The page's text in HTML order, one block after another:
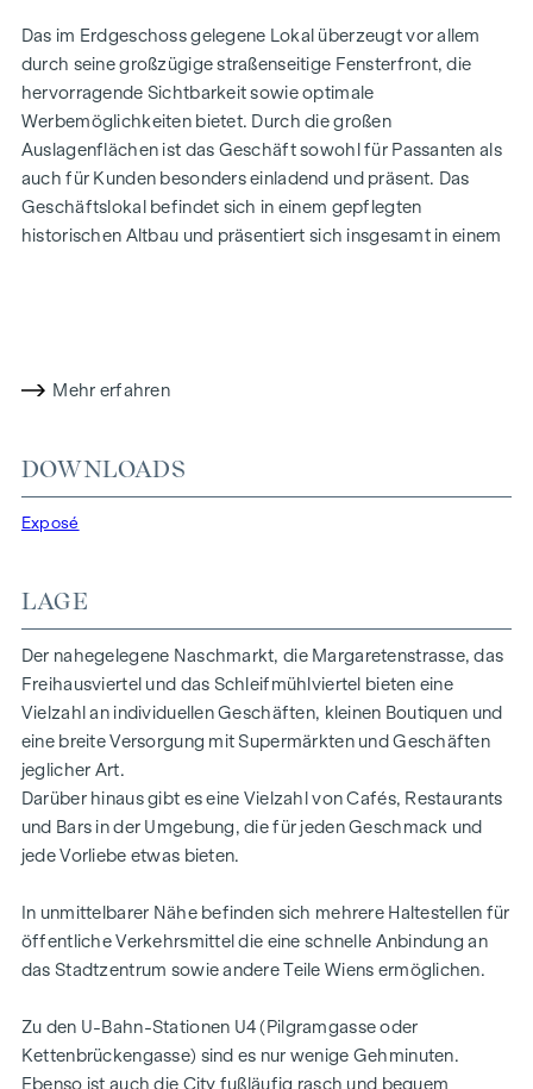
Das im Erdgeschoss gelegene Lokal überzeugt vor allem
durch seine großzügige straßenseitige Fensterfront, die
hervorragende Sichtbarkeit sowie optimale
Werbemöglichkeiten bietet. Durch die großen
Auslagenflächen ist das Geschäft sowohl für Passanten als
auch für Kunden besonders einladend und präsent. Das
Geschäftslokal befindet sich in einem gepflegten
historischen Altbau und präsentiert sich insgesamt in einem
Der offene und helle Hauptraum schafft ein angenehmes
Fläche durch zwei weitere Räume, wodurch sich vielfältige
Behandlung, Studio, Atelier oder Dienstleistungskonzepte.
kleine Teeküche
straßen- und innenhofseitige Ausrichtung
großzügige Fensterflächen mit guter Belichtung
repräsentativen Eingangsbereich
vielseitige Nutzungsmöglichkeiten
Die Kombination aus guter Sichtbarkeit, offenem Grundriss
und zentraler Lage macht dieses Objekt besonders attraktiv
für Unternehmen, die Wert auf Präsenz und ein angenehmes
Mehr erfahren
DOWNLOADS
Exposé
LAGE
Der nahegelegene Naschmarkt, die Margaretenstrasse, das
Freihausviertel und das Schleifmühlviertel bieten eine
Vielzahl an individuellen Geschäften, kleinen Boutiquen und
eine breite Versorgung mit Supermärkten und Geschäften
jeglicher Art.
Darüber hinaus gibt es eine Vielzahl von Cafés, Restaurants
und Bars in der Umgebung, die für jeden Geschmack und
jede Vorliebe etwas bieten.
In unmittelbarer Nähe befinden sich mehrere Haltestellen für
öffentliche Verkehrsmittel die eine schnelle Anbindung an
das Stadtzentrum sowie andere Teile Wiens ermöglichen.
Zu den U-Bahn-Stationen U4 (Pilgramgasse oder
Kettenbrückengasse) sind es nur wenige Gehminuten.
Ebenso ist auch die City fußläufig rasch und bequem